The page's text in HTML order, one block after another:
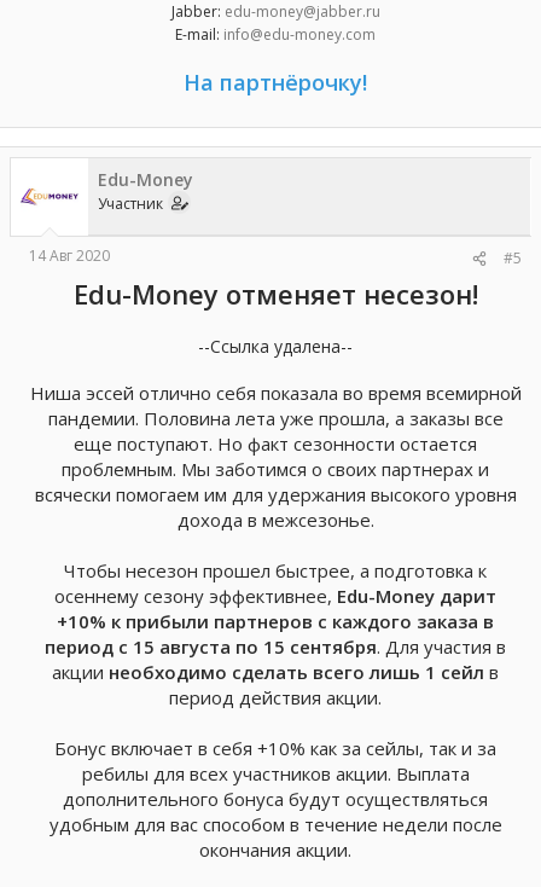
Jabber: edu-money@jabber.ru
E-mail: info@edu-money.com
На партнёрочку!
Edu-Money
Участник
14 Авг 2020 #5
Edu-Money отменяет несезон!
--Ссылка удалена--
Ниша эссей отлично себя показала во время всемирной
пандемии. Половина лета уже прошла, а заказы все
еще поступают. Но факт сезонности остается
проблемным. Мы заботимся о своих партнерах и
всячески помогаем им для удержания высокого уровня
дохода в межсезонье.
Чтобы несезон прошел быстрее, а подготовка к
осеннему сезону эффективнее, Edu-Money дарит
+10% к прибыли партнеров с каждого заказа в
период с 15 августа по 15 сентября. Для участия в
акции необходимо сделать всего лишь 1 сейл в
период действия акции.
Бонус включает в себя +10% как за сейлы, так и за
ребилы для всех участников акции. Выплата
дополнительного бонуса будут осуществляться
удобным для вас способом в течение недели после
окончания акции.